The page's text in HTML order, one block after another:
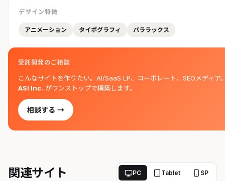
デザイン特徴
アニメーション タイポグラフィ パララックス
受託開発のご相談
こんなサイトを作りたい。AI/SaaS LP、コーポレート、SEOメディア
ASI Inc. がワンストップで構築します。
相談する →
関連サイト PC Tablet SP